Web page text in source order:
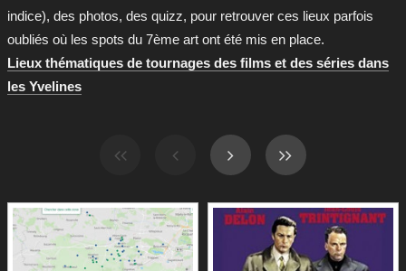
indice), des photos, des quizz, pour retrouver ces lieux parfois
oubliés où les spots du 7ème art ont été mis en place.
Lieux thématiques de tournages des films et des séries dans
les Yvelines